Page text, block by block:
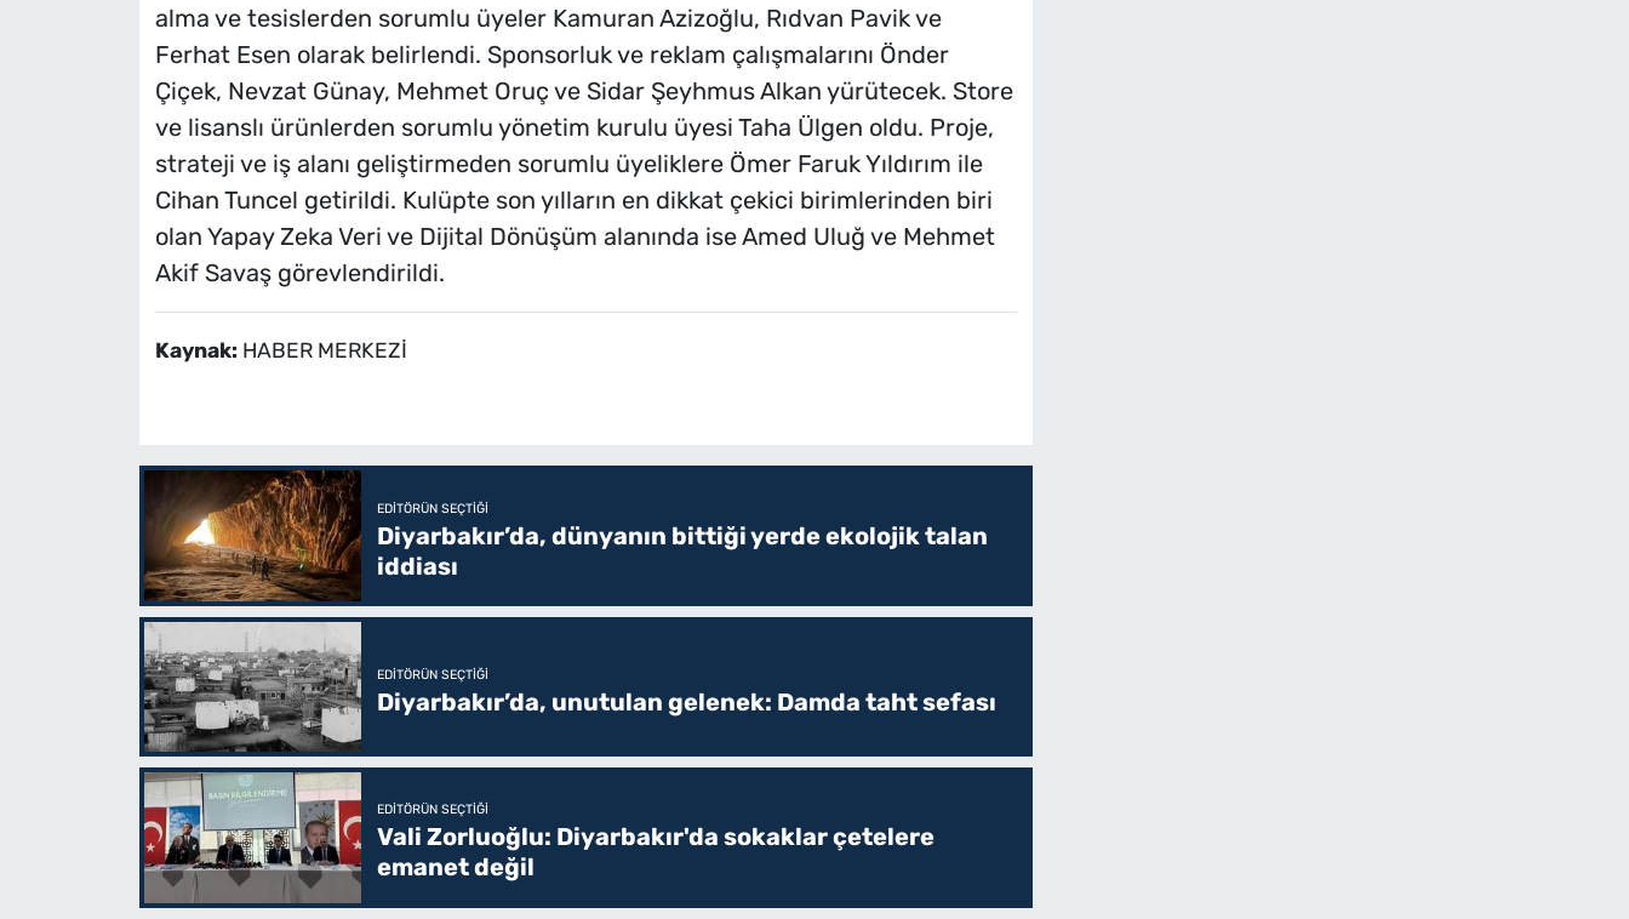
alma ve tesislerden sorumlu üyeler Kamuran Azizoğlu, Rıdvan Pavik ve
Ferhat Esen olarak belirlendi. Sponsorluk ve reklam çalışmalarını Önder
Çiçek, Nevzat Günay, Mehmet Oruç ve Sidar Şeyhmus Alkan yürütecek. Store
ve lisanslı ürünlerden sorumlu yönetim kurulu üyesi Taha Ülgen oldu. Proje,
strateji ve iş alanı geliştirmeden sorumlu üyeliklere Ömer Faruk Yıldırım ile
Cihan Tuncel getirildi. Kulüpte son yılların en dikkat çekici birimlerinden biri
olan Yapay Zeka Veri ve Dijital Dönüşüm alanında ise Amed Uluğ ve Mehmet
Akif Savaş görevlendirildi.
Kaynak: HABER MERKEZİ
EDITÖRÜN SEÇTIĞI
Diyarbakır’da, dünyanın bittiği yerde ekolojik talan
iddiası
EDITÖRÜN SEÇTIĞI
Diyarbakır’da, unutulan gelenek: Damda taht sefası
EDITÖRÜN SEÇTIĞI
Vali Zorluoğlu: Diyarbakır'da sokaklar çetelere
emanet değil